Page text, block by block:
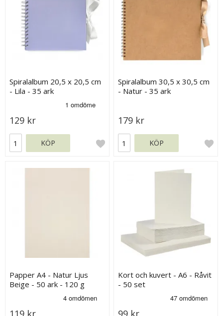
Spiralalbum 20,5 x 20,5 cm
- Lila - 35 ark
129 kr
KÖP
Spiralalbum 30,5 x 30,5 cm
- Natur - 35 ark
179 kr
KÖP
Papper A4 - Natur Ljus
Beige - 50 ark - 120 g
Kort och kuvert - A6 - Råvit
- 50 set